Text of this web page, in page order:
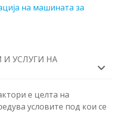
на машината за
И УСЛУГИ НА
е целта на
условите под кои се